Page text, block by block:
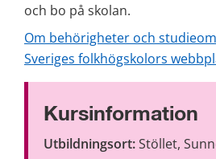
och bo på skolan.
Om behörigheter och
Sveriges folkhögskolors
Kursinformation
Utbildningsort: Stöllet,